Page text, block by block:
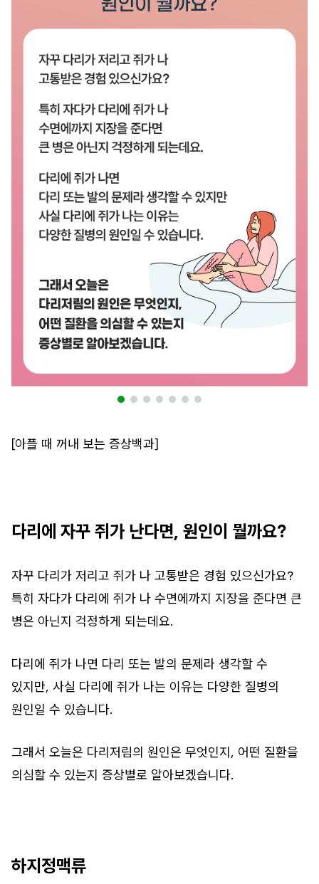
[아플 때 꺼내 보는 증상백과]
다리에 자꾸 쥐가 난다면, 원인이 뭘까요?
자꾸 다리가 저리고 쥐가 나 고통받은 경험 있으신가요?
특히 자다가 다리에 쥐가 나 수면에까지 지장을 준다면 큰
병은 아닌지 걱정하게 되는데요.
다리에 쥐가 나면 다리 또는 발의 문제라 생각할 수
있지만, 사실 다리에 쥐가 나는 이유는 다양한 질병의
원인일 수 있습니다.
그래서 오늘은 다리저림의 원인은 무엇인지, 어떤 질환을
의심할 수 있는지 증상별로 알아보겠습니다.
하지정맥류